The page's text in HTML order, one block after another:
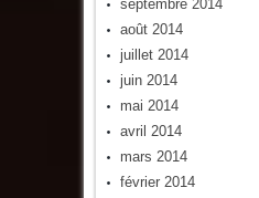
septembre 2014
août 2014
juillet 2014
juin 2014
mai 2014
avril 2014
mars 2014
février 2014